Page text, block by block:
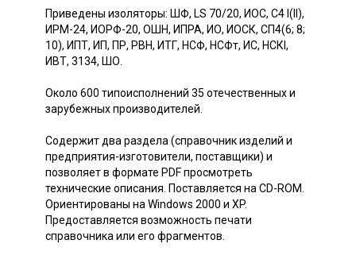
Приведены изоляторы: ШФ, LS 70/20, ИОС, С4 I(II),
ИРМ-24, ИОРФ-20, ОШН, ИПРА, ИО, ИОСК, СП4(6; 8;
10), ИПТ, ИП, ПР, РВН, ИТГ, НСФ, НСФт, ИС, НСКI,
ИВТ, 3134, ШО.
Около 600 типоисполнений 35 отечественных и
зарубежных производителей.
Содержит два раздела (справочник изделий и
предприятия-изготовители, поставщики) и
позволяет в формате PDF просмотреть
технические описания. Поставляется на CD-ROM.
Ориентированы на Windows 2000 и XP.
Предоставляется возможность печати
справочника или его фрагментов.